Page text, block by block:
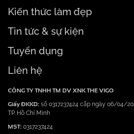
Kiến thức làm đẹp
Tin tức & sự kiện
Tuyển dụng
Liên hệ
CÔNG TY TNHH TM DV XNK THE VIGO
Giấy ĐKKD: số 0317237424 cấp ngày 06/04/
TP. Hồ Chí Minh
MST: 0317237424